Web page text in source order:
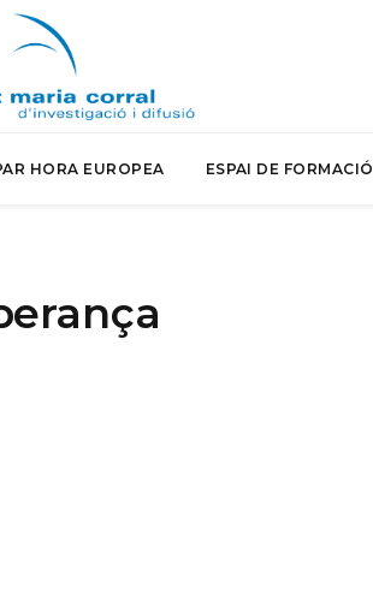
HORA EUROPEA ESPAI DE FORMACIÓ